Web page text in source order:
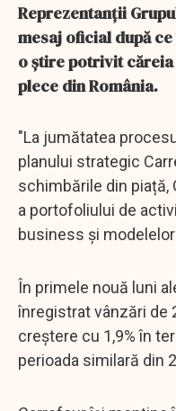
Reprezentanții
mesaj oficial după
o ştire potrivit
plece din România.
"La jumătatea
planului strategic
schimbările din piață,
a portofoliului de
business și
În primele nouă luni
înregistrat vânzări de
creștere cu 1,9% în
perioada similară din